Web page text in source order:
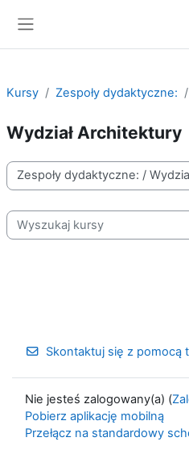
Kursy Zespoły dydaktyczne:
Wydział Architektury
Kategorie kursów
Wyszukaj kursy
Skontaktuj się z pomocą
Nie jesteś zalogowany(a) (
Pobierz aplikację mobilną
Przełącz na standardowy